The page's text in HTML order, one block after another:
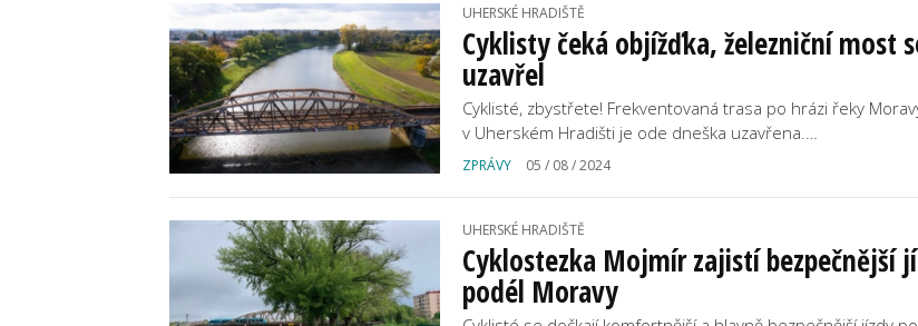
UHERSKÉ HRADIŠTĚ
Cyklisty čeká objížďka, železniční most
uzavřel
Cyklisté, zbystřete! Frekventovaná trasa po hrázi řeky
v Uherském Hradišti je ode dneška uzavřena.…
ZPRÁVY 05 / 08 / 2024
UHERSKÉ HRADIŠTĚ
Cyklostezka Mojmír zajistí bezpečnější
podél Moravy